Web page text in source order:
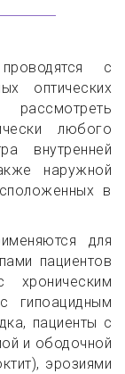
с
оптических
любого
внутренней
наружной
в
для
пациентов
хроническим
гипоацидным
пациенты с
и ободочной
эрозиями